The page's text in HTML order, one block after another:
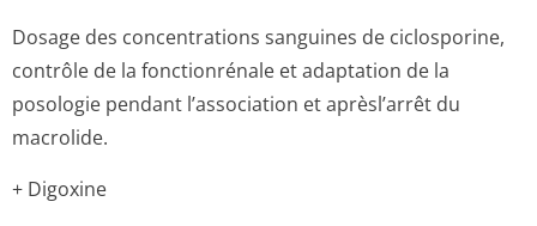
Dosage des concentrations sanguines de ciclosporine,
contrôle de la fonctionrénale et adaptation de la
posologie pendant l’association et aprèsl’arrêt du
macrolide.
+ Digoxine